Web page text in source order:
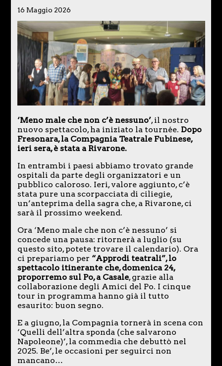
16 Maggio 2026
‘Meno male che non c’è nessuno’, il nostro
nuovo spettacolo, ha iniziato la tournée. Dopo
Fresonara, la Compagnia Teatrale Fubinese,
ieri sera, è stata a Rivarone.
In entrambi i paesi abbiamo trovato grande
ospitali da parte degli organizzatori e un
pubblico caloroso. Ieri, valore aggiunto, c’è
stata pure una scorpacciata di ciliegie,
un’anteprima della sagra che, a Rivarone, ci
sarà il prossimo weekend.
Ora ‘Meno male che non c’è nessuno’ si
concede una pausa: ritornerà a luglio (su
questo sito, potete trovare il calendario). Ora
ci prepariamo per “Approdi teatrali”, lo
spettacolo itinerante che, domenica 24,
proporremo sul Po, a Casale, grazie alla
collaborazione degli Amici del Po. I cinque
tour in programma hanno già il tutto
esaurito: buon segno.
E a giugno, la Compagnia tornerà in scena con
‘Quelli dell’altra sponda (che salvarono
Napoleone)’, la commedia che debuttò nel
2025. Be’, le occasioni per seguirci non
mancano…